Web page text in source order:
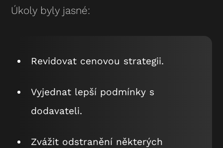
Úkoly byly jasné:
Revidovat cenovou strategii.
Vyjednat lepší podmínky s
dodavateli.
Zvážit odstranění některých